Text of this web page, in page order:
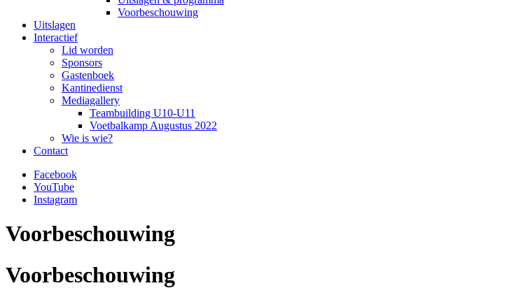
Voorbeschouwing
Uitslagen
Interactief
Lid worden
Sponsors
Gastenboek
Kantinedienst
Mediagallery
Teambuilding U10-U11
Voetbalkamp Augustus 2022
Wie is wie?
Contact
Facebook
YouTube
Instagram
Voorbeschouwing
Voorbeschouwing